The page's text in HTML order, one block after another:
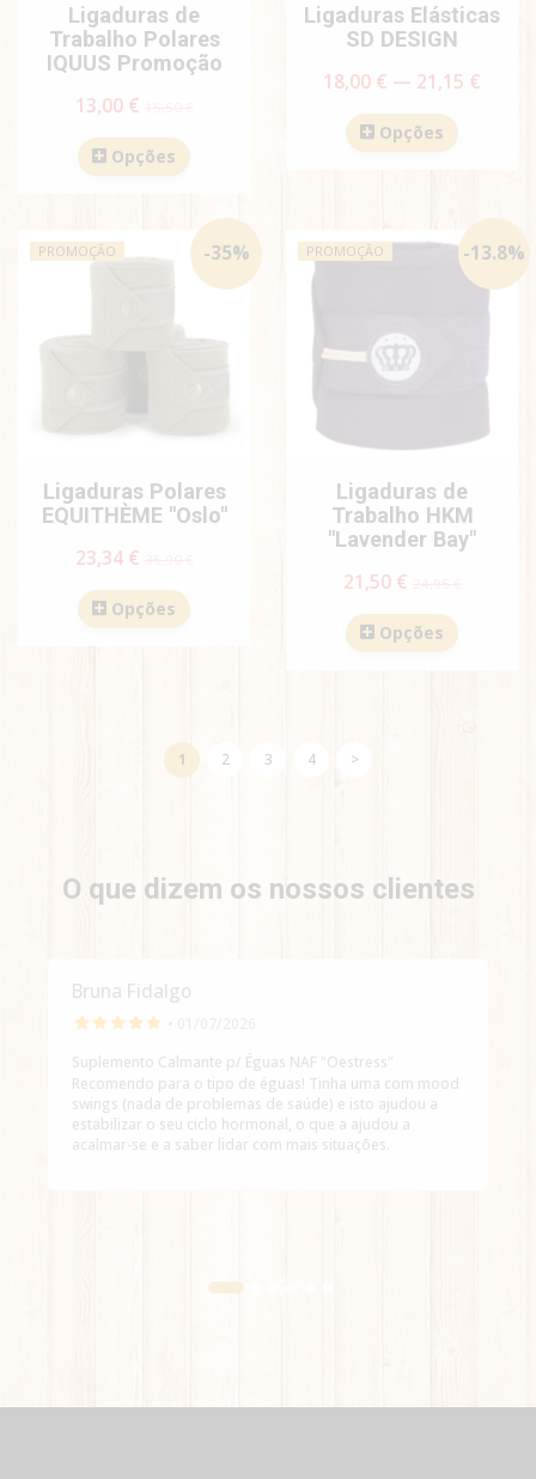
Ligaduras de
Trabalho Polares
IQUUS Promoção
13,00 €
Opções
Ligaduras Elásticas
SD DESIGN
18,00 € — 21,15 €
Opções
-35%
PROMOÇÃO
Ligaduras Polares
EQUITHÈME "Oslo"
23,34 €
Opções
-13.8%
PROMOÇÃO
Ligaduras de
Trabalho HKM
"Lavender Bay"
21,50 €
Opções
1 2 3 4 >
O que dizem os nossos clientes
Bruna Fidalgo
Suplemento Calmante p/ Éguas NAF "Oestress"
Recomendo para o tipo de éguas! Tinha uma com mood
swings (nada de problemas de saúde) e isto ajudou a
estabilizar o seu ciclo hormonal, o que a ajudou a
acalmar-se e a saber lidar com mais situações.